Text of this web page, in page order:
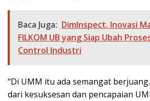
Baca Juga: DimInspect, Inovasi
FILKOM UB yang Siap Ubah
Control Industri
“Di UMM itu ada semangat
dari kesuksesan dan pencapaian